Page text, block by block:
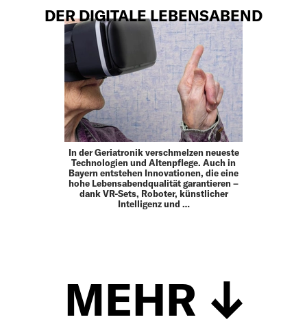
DER DIGITALE LEBENSABEND
In der Geriatronik verschmelzen neueste
Technologien und Altenpflege. Auch in
Bayern entstehen Innovationen, die eine
hohe Lebensabendqualität garantieren –
dank VR-Sets, Roboter, künstlicher
Intelligenz und …
MEHR